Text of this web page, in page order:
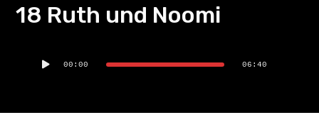
18 Ruth und Noomi
Player00:00 06:40